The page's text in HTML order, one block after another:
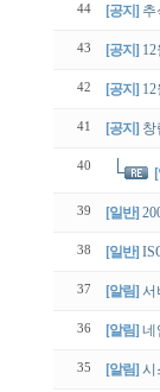
44 [공지] 추
43 [공지]
42 [공지]
41 [공지] 창
40
39 [일반]
38 [일반]
37 [알림] 서
36 [알림] 네
35 [알림] 시